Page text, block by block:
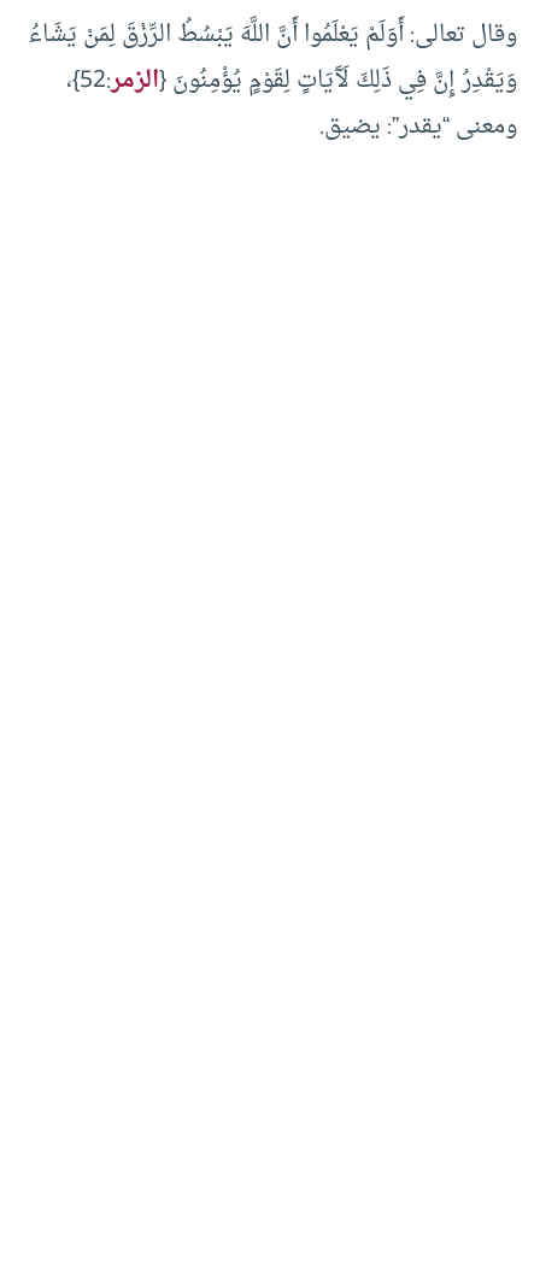
وقال تعالى: أَوَلَمْ يَعْلَمُوا أَنَّ اللَّهَ يَبْسُطُ الرِّزْقَ لِمَنْ يَشَاءُ
وَيَقْدِرُ إِنَّ فِي ذَلِكَ لَآَيَاتٍ لِقَوْمٍ يُؤْمِنُونَ {الزمر
:52}،
ومعنى “يقدر”: يضيق.